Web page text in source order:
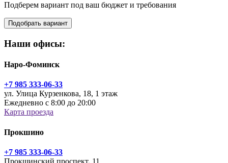
Подберем вариант под ваш бюджет и требования
Подобрать вариант
Наши офисы:
Наро-Фоминск
+7 985 333-06-33
ул. Улица Курзенкова, 18, 1 этаж
Ежедневно с 8:00 до 20:00
Карта проезда
Прокшино
+7 985 333-06-33
Прокшинский проспект, 11